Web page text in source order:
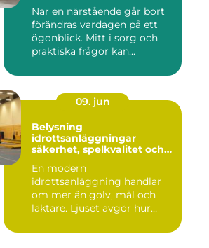
När en närstående går bort
förändras vardagen på ett
ögonblick. Mitt i sorg och
praktiska frågor kan...
09. jun
Belysning
idrottsanläggningar
säkerhet, spelkvalitet och
En modern
idrottsanläggning handlar
om mer än golv, mål och
läktare. Ljuset avgör hur